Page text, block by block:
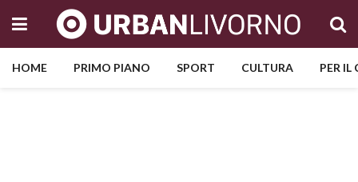
HOME PRIMO PIANO SPORT CULTURA PER